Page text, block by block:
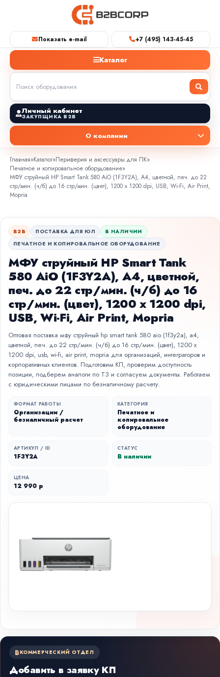
Показать e-mail +7 (495) 143-45-45
Каталог
Личный кабинет
ЗАКУПЩИКА B2B
О компании
Главная»Каталог»Периферия и аксессуары для ПК»
Печатное и копировальное оборудование»
МФУ струйный HP Smart Tank 580 AiO (1F3Y2A), A4, цветной, печ. до 22
стр/мин. (ч/б) до 16 стр/мин. (цвет), 1200 x 1200 dpi, USB, Wi-Fi, Air Print,
Mopria
B2B ПОСТАВКА ДЛЯ ЮЛ
В НАЛИЧИИ
ПЕЧАТНОЕ И КОПИРОВАЛЬНОЕ ОБОРУДОВАНИЕ
МФУ струйный HP Smart Tank
580 AiO (1F3Y2A), A4, цветной,
печ. до 22 стр/мин. (ч/б) до 16
стр/мин. (цвет), 1200 x 1200 dpi,
USB, Wi-Fi, Air Print, Mopria
Оптовая поставка мфу струйный hp smart tank 580 aio (1f3y2a), a4,
цветной, печ. до 22 стр/мин. (ч/б) до 16 стр/мин. (цвет), 1200 x
1200 dpi, usb, wi-fi, air print, mopria для организаций, интеграторов и
корпоративных клиентов. Подготовим КП, проверим доступность
позиции, подберем аналоги по ТЗ и согласуем документы. Работаем
с юридическими лицами по безналичному расчету.
ФОРМАТ РАБОТЫ
Организации /
безналичный расчет
КАТЕГОРИЯ
Печатное и
копировальное
оборудование
АРТИКУЛ / ID
1F3Y2A
СТАТУС
В наличии
ЦЕНА
12 990 р
КОММЕРЧЕСКИЙ ОТДЕЛ
Добавить в заявку КП